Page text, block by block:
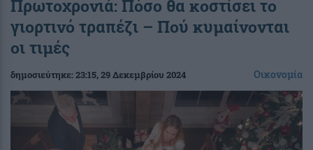
Πρωτοχρονιά: Πόσο θα κοστίσει το
γιορτινό τραπέζι – Πού κυμαίνονται
οι τιμές
δημοσιεύτηκε:23:15, 29 Δεκεμβρίου 2024 Οικονομία